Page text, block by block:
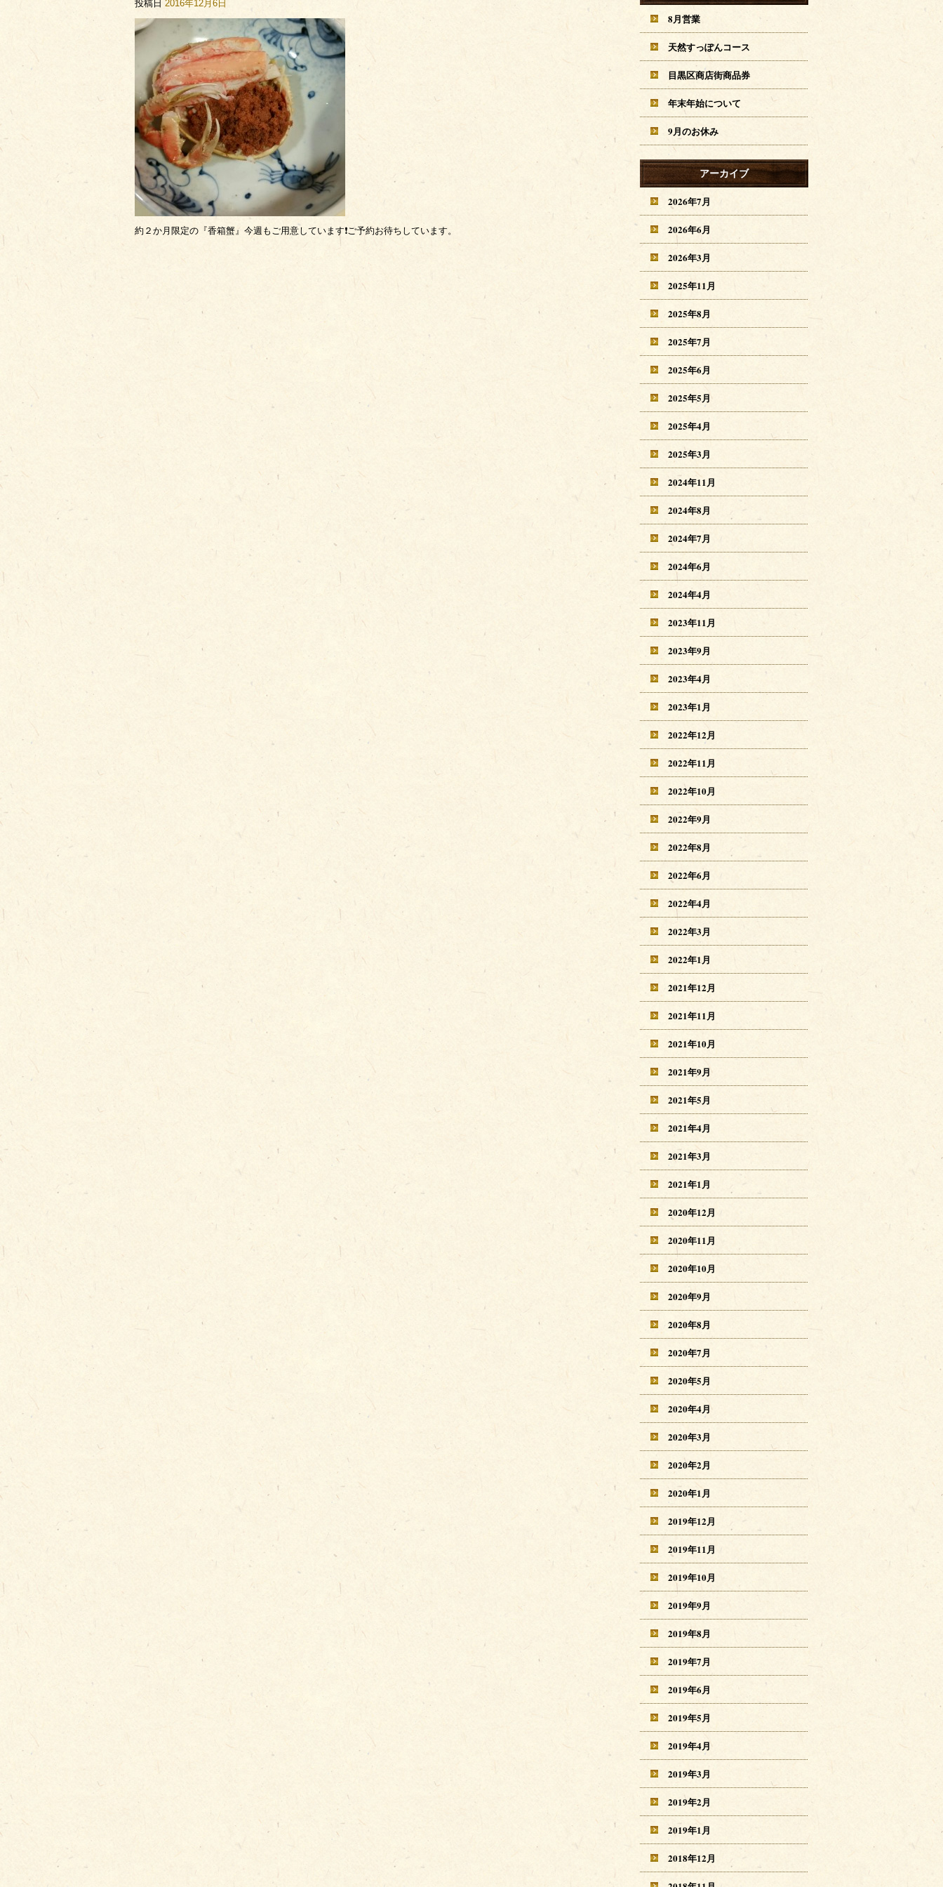
投稿日 2016年12月6日
約２か月限定の『香箱蟹』今週もご用意しています❗ご予約お待ちしています。
8月営業
天然すっぽんコース
目黒区商店街商品券
年末年始について
9月のお休み
アーカイブ
2026年7月
2026年6月
2026年3月
2025年11月
2025年8月
2025年7月
2025年6月
2025年5月
2025年4月
2025年3月
2024年11月
2024年8月
2024年7月
2024年6月
2024年4月
2023年11月
2023年9月
2023年4月
2023年1月
2022年12月
2022年11月
2022年10月
2022年9月
2022年8月
2022年6月
2022年4月
2022年3月
2022年1月
2021年12月
2021年11月
2021年10月
2021年9月
2021年5月
2021年4月
2021年3月
2021年1月
2020年12月
2020年11月
2020年10月
2020年9月
2020年8月
2020年7月
2020年5月
2020年4月
2020年3月
2020年2月
2020年1月
2019年12月
2019年11月
2019年10月
2019年9月
2019年8月
2019年7月
2019年6月
2019年5月
2019年4月
2019年3月
2019年2月
2019年1月
2018年12月